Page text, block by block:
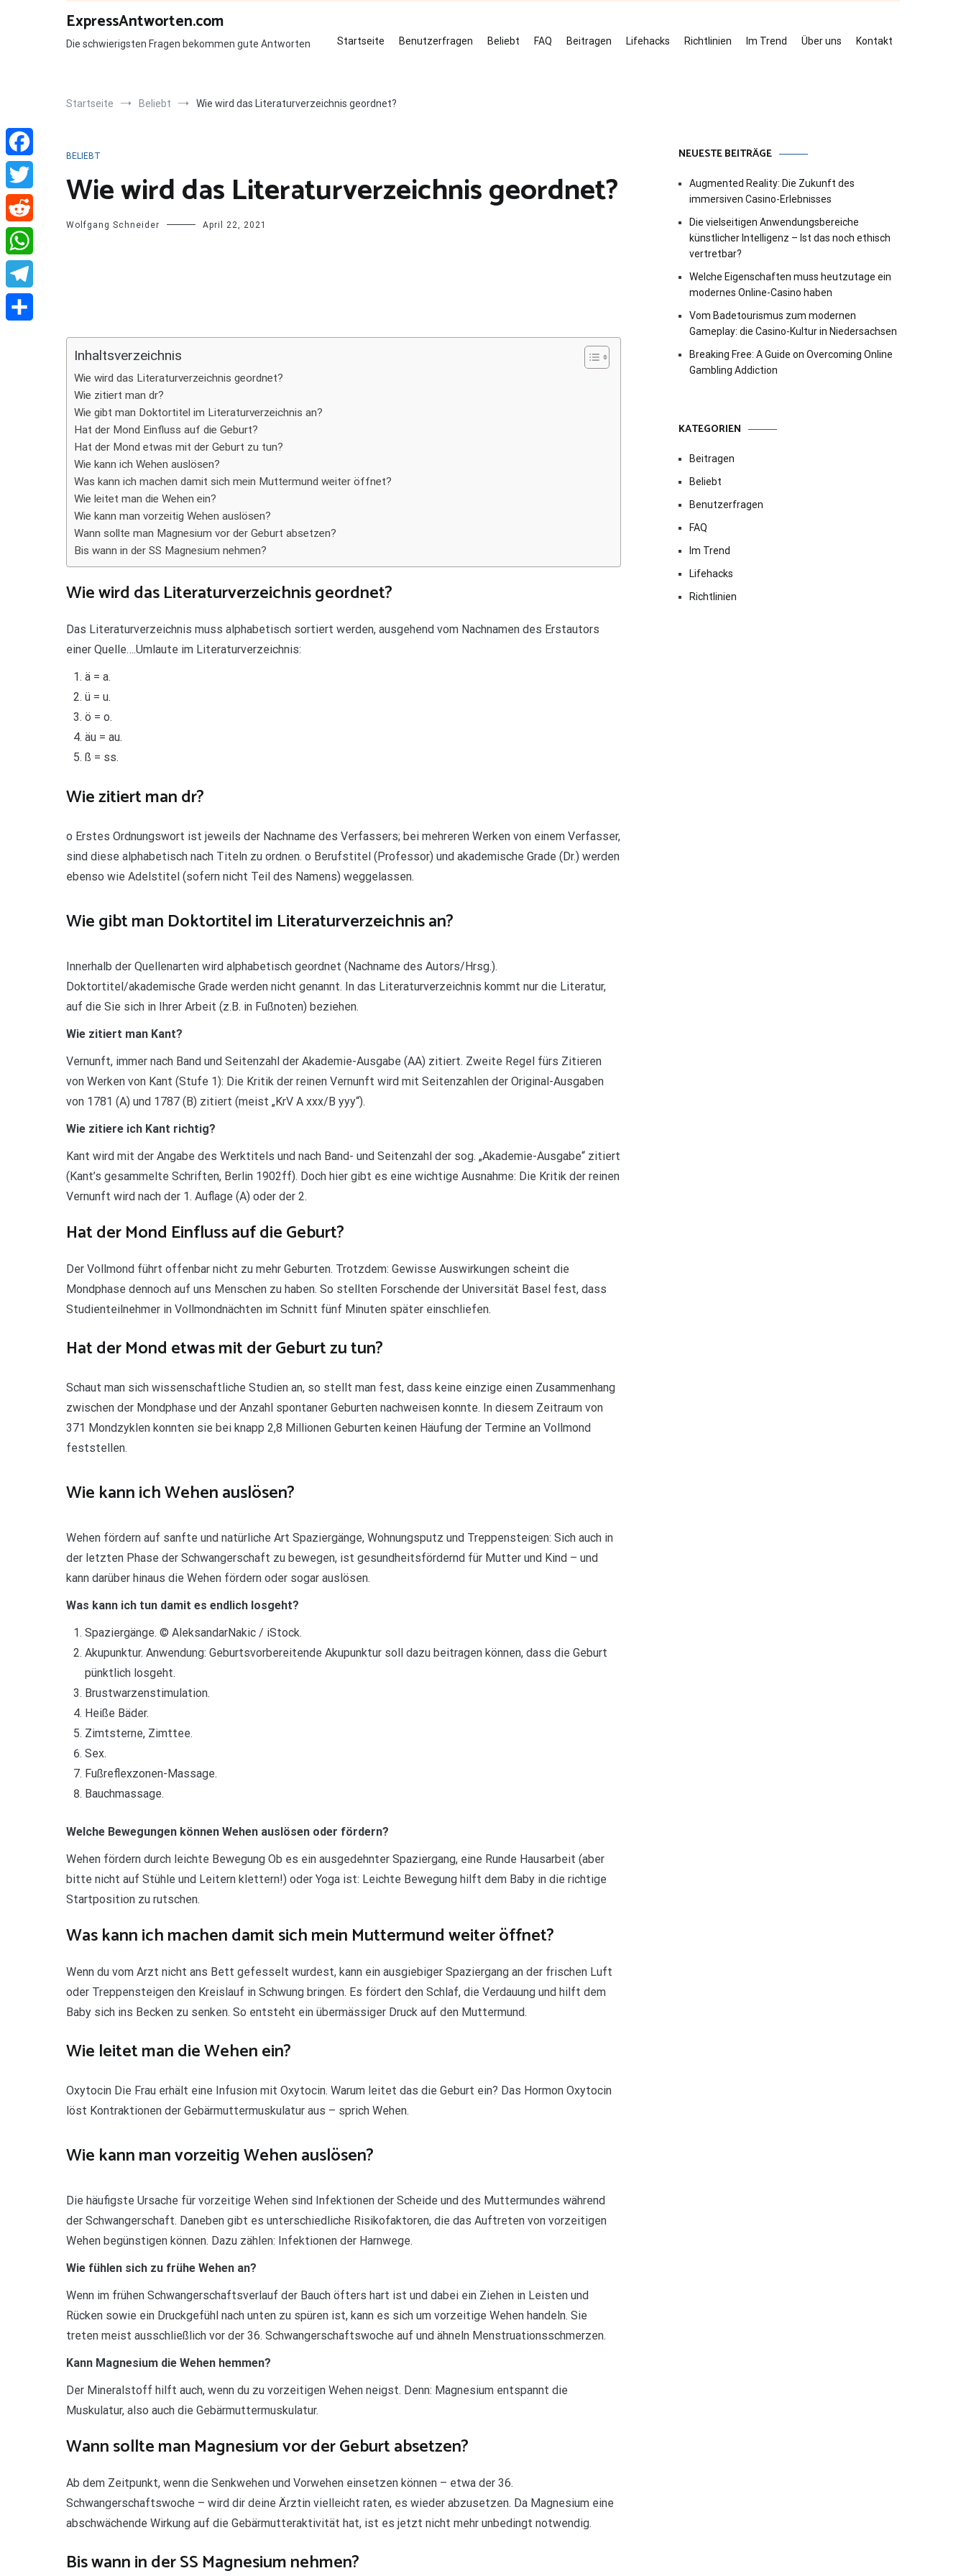
ExpressAntworten.com
Die schwierigsten Fragen bekommen gute Antworten Startseite Benutzerfragen Beliebt FAQ Beitragen Lifehacks Richtlinien Im Trend Über uns Kontakt
Startseite Beliebt Wie wird das Literaturverzeichnis geordnet?
BELIEBT
Wie wird das Literaturverzeichnis geordnet?
Wolfgang Schneider April 22, 2021
Inhaltsverzeichnis
Wie wird das Literaturverzeichnis geordnet?
Wie zitiert man dr?
Wie gibt man Doktortitel im Literaturverzeichnis an?
Hat der Mond Einfluss auf die Geburt?
Hat der Mond etwas mit der Geburt zu tun?
Wie kann ich Wehen auslösen?
Was kann ich machen damit sich mein Muttermund weiter öffnet?
Wie leitet man die Wehen ein?
Wie kann man vorzeitig Wehen auslösen?
Wann sollte man Magnesium vor der Geburt absetzen?
Bis wann in der SS Magnesium nehmen?
Wie wird das Literaturverzeichnis geordnet?
Das Literaturverzeichnis muss alphabetisch sortiert werden, ausgehend vom Nachnamen des Erstautors
einer Quelle….Umlaute im Literaturverzeichnis:
ä = a.
ü = u.
ö = o.
äu = au.
ß = ss.
Wie zitiert man dr?
o Erstes Ordnungswort ist jeweils der Nachname des Verfassers; bei mehreren Werken von einem Verfasser,
sind diese alphabetisch nach Titeln zu ordnen. o Berufstitel (Professor) und akademische Grade (Dr.) werden
ebenso wie Adelstitel (sofern nicht Teil des Namens) weggelassen.
Wie gibt man Doktortitel im Literaturverzeichnis an?
Innerhalb der Quellenarten wird alphabetisch geordnet (Nachname des Autors/Hrsg.).
Doktortitel/akademische Grade werden nicht genannt. In das Literaturverzeichnis kommt nur die Literatur,
auf die Sie sich in Ihrer Arbeit (z.B. in Fußnoten) beziehen.
Wie zitiert man Kant?
Vernunft, immer nach Band und Seitenzahl der Akademie-Ausgabe (AA) zitiert. Zweite Regel fürs Zitieren
von Werken von Kant (Stufe 1): Die Kritik der reinen Vernunft wird mit Seitenzahlen der Original-Ausgaben
von 1781 (A) und 1787 (B) zitiert (meist „KrV A xxx/B yyy“).
Wie zitiere ich Kant richtig?
Kant wird mit der Angabe des Werktitels und nach Band- und Seitenzahl der sog. „Akademie-Ausgabe“ zitiert
(Kant’s gesammelte Schriften, Berlin 1902ff). Doch hier gibt es eine wichtige Ausnahme: Die Kritik der reinen
Vernunft wird nach der 1. Auflage (A) oder der 2.
Hat der Mond Einfluss auf die Geburt?
Der Vollmond führt offenbar nicht zu mehr Geburten. Trotzdem: Gewisse Auswirkungen scheint die
Mondphase dennoch auf uns Menschen zu haben. So stellten Forschende der Universität Basel fest, dass
Studienteilnehmer in Vollmondnächten im Schnitt fünf Minuten später einschliefen.
Hat der Mond etwas mit der Geburt zu tun?
Schaut man sich wissenschaftliche Studien an, so stellt man fest, dass keine einzige einen Zusammenhang
zwischen der Mondphase und der Anzahl spontaner Geburten nachweisen konnte. In diesem Zeitraum von
371 Mondzyklen konnten sie bei knapp 2,8 Millionen Geburten keinen Häufung der Termine an Vollmond
feststellen.
Wie kann ich Wehen auslösen?
Wehen fördern auf sanfte und natürliche Art Spaziergänge, Wohnungsputz und Treppensteigen: Sich auch in
der letzten Phase der Schwangerschaft zu bewegen, ist gesundheitsfördernd für Mutter und Kind – und
kann darüber hinaus die Wehen fördern oder sogar auslösen.
Was kann ich tun damit es endlich losgeht?
Spaziergänge. © AleksandarNakic / iStock.
Akupunktur. Anwendung: Geburtsvorbereitende Akupunktur soll dazu beitragen können, dass die Geburt
pünktlich losgeht.
Brustwarzenstimulation.
Heiße Bäder.
Zimtsterne, Zimttee.
Sex.
Fußreflexzonen-Massage.
Bauchmassage.
Welche Bewegungen können Wehen auslösen oder fördern?
Wehen fördern durch leichte Bewegung Ob es ein ausgedehnter Spaziergang, eine Runde Hausarbeit (aber
bitte nicht auf Stühle und Leitern klettern!) oder Yoga ist: Leichte Bewegung hilft dem Baby in die richtige
Startposition zu rutschen.
Was kann ich machen damit sich mein Muttermund weiter öffnet?
Wenn du vom Arzt nicht ans Bett gefesselt wurdest, kann ein ausgiebiger Spaziergang an der frischen Luft
oder Treppensteigen den Kreislauf in Schwung bringen. Es fördert den Schlaf, die Verdauung und hilft dem
Baby sich ins Becken zu senken. So entsteht ein übermässiger Druck auf den Muttermund.
Wie leitet man die Wehen ein?
Oxytocin Die Frau erhält eine Infusion mit Oxytocin. Warum leitet das die Geburt ein? Das Hormon Oxytocin
löst Kontraktionen der Gebärmuttermuskulatur aus – sprich Wehen.
Wie kann man vorzeitig Wehen auslösen?
Die häufigste Ursache für vorzeitige Wehen sind Infektionen der Scheide und des Muttermundes während
der Schwangerschaft. Daneben gibt es unterschiedliche Risikofaktoren, die das Auftreten von vorzeitigen
Wehen begünstigen können. Dazu zählen: Infektionen der Harnwege.
Wie fühlen sich zu frühe Wehen an?
Wenn im frühen Schwangerschaftsverlauf der Bauch öfters hart ist und dabei ein Ziehen in Leisten und
Rücken sowie ein Druckgefühl nach unten zu spüren ist, kann es sich um vorzeitige Wehen handeln. Sie
treten meist ausschließlich vor der 36. Schwangerschaftswoche auf und ähneln Menstruationsschmerzen.
Kann Magnesium die Wehen hemmen?
Der Mineralstoff hilft auch, wenn du zu vorzeitigen Wehen neigst. Denn: Magnesium entspannt die
Muskulatur, also auch die Gebärmuttermuskulatur.
Wann sollte man Magnesium vor der Geburt absetzen?
Ab dem Zeitpunkt, wenn die Senkwehen und Vorwehen einsetzen können – etwa der 36.
Schwangerschaftswoche – wird dir deine Ärztin vielleicht raten, es wieder abzusetzen. Da Magnesium eine
abschwächende Wirkung auf die Gebärmutteraktivität hat, ist es jetzt nicht mehr unbedingt notwendig.
Bis wann in der SS Magnesium nehmen?
NEUESTE BEITRÄGE
Augmented Reality: Die Zukunft des
immersiven Casino-Erlebnisses
Die vielseitigen Anwendungsbereiche
künstlicher Intelligenz – Ist das noch ethisch
vertretbar?
Welche Eigenschaften muss heutzutage ein
modernes Online-Casino haben
Vom Badetourismus zum modernen
Gameplay: die Casino-Kultur in Niedersachsen
Breaking Free: A Guide on Overcoming Online
Gambling Addiction
KATEGORIEN
Beitragen
Beliebt
Benutzerfragen
FAQ
Im Trend
Lifehacks
Richtlinien
Facebook
Twitter
Reddit
WhatsApp
Telegram